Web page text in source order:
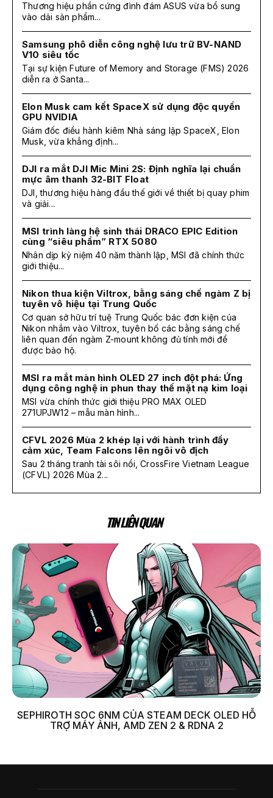
Thương hiệu phần cứng đình đám ASUS vừa bổ sung
vào dải sản phẩm...
Samsung phô diễn công nghệ lưu trữ BV-NAND
V10 siêu tốc
Tại sự kiện Future of Memory and Storage (FMS) 2026
diễn ra ở Santa...
Elon Musk cam kết SpaceX sử dụng độc quyền
GPU NVIDIA
Giám đốc điều hành kiêm Nhà sáng lập SpaceX, Elon
Musk, vừa khẳng định...
DJI ra mắt DJI Mic Mini 2S: Định nghĩa lại chuẩn
mực âm thanh 32-BIT Float
DJI, thương hiệu hàng đầu thế giới về thiết bị quay phim
và giải...
MSI trình làng hệ sinh thái DRACO EPIC Edition
cùng “siêu phẩm” RTX 5080
Nhân dịp kỷ niệm 40 năm thành lập, MSI đã chính thức
giới thiệu...
Nikon thua kiện Viltrox, bằng sáng chế ngàm Z bị
tuyên vô hiệu tại Trung Quốc
Cơ quan sở hữu trí tuệ Trung Quốc bác đơn kiện của
Nikon nhắm vào Viltrox, tuyên bố các bằng sáng chế
liên quan đến ngàm Z-mount không đủ tính mới để
được bảo hộ.
MSI ra mắt màn hình OLED 27 inch đột phá: Ứng
dụng công nghệ in phun thay thế mặt nạ kim loại
MSI vừa chính thức giới thiệu PRO MAX OLED
271UPJW12 – mẫu màn hình...
CFVL 2026 Mùa 2 khép lại với hành trình đầy
cảm xúc, Team Falcons lên ngôi vô địch
Sau 2 tháng tranh tài sôi nổi, CrossFire Vietnam League
(CFVL) 2026 Mùa 2...
TIN LIÊN QUAN
SEPHIROTH SOC 6NM CỦA STEAM DECK OLED HỖ
TRỢ MÁY ẢNH, AMD ZEN 2 & RDNA 2